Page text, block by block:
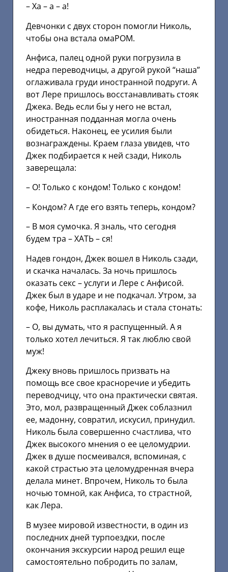
– Ха – а – а!
Девчонки с двух сторон помогли Николь,
чтобы она встала омаРОМ.
Анфиса, палец одной руки погрузила в
недра переводчицы, а другой рукой “наша”
оглаживала груди иностранной подруги. А
вот Лере пришлось восстанавливать стояк
Джека. Ведь если бы у него не встал,
иностранная подданная могла очень
обидеться. Наконец, ее усилия были
вознаграждены. Краем глаза увидев, что
Джек подбирается к ней сзади, Николь
заверещала:
– О! Только с кондом! Только с кондом!
– Кондом? А где его взять теперь, кондом?
– В моя сумочка. Я зналь, что сегодня
будем тра – ХАТЬ – ся!
Надев гондон, Джек вошел в Николь сзади,
и скачка началась. За ночь пришлось
оказать секс – услуги и Лере с Анфисой.
Джек был в ударе и не подкачал. Утром, за
кофе, Николь расплакалась и стала стонать:
– О, вы думать, что я распущенный. А я
только хотел лечиться. Я так люблю свой
муж!
Джеку вновь пришлось призвать на
помощь все свое красноречие и убедить
переводчицу, что она практически святая.
Это, мол, развращенный Джек соблазнил
ее, мадонну, совратил, искусил, принудил.
Николь была совершенно счастлива, что
Джек высокого мнения о ее целомудрии.
Джек в душе посмеивался, вспоминая, с
какой страстью эта целомудренная вчера
делала минет. Впрочем, Николь то была
ночью томной, как Анфиса, то страстной,
как Лера.
В музее мировой известности, в один из
последних дней турпоездки, после
окончания экскурсии народ решил еще
самостоятельно побродить по залам,